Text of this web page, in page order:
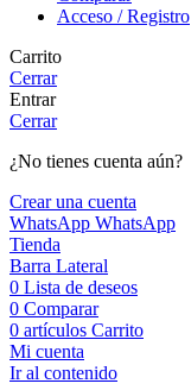
Acceso / Registro
Carrito
Cerrar
Entrar
Cerrar
¿No tienes cuenta aún?
Crear una cuenta
WhatsApp WhatsApp
Tienda
Barra Lateral
0 Lista de deseos
0 Comparar
0 artículos Carrito
Mi cuenta
Ir al contenido